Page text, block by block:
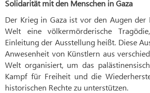
Solidarität mit den Menschen in Gaza
Der Krieg in Gaza ist vor den Augen der
Welt eine völkermörderische
Einleitung der Ausstellung heißt. Diese
Anwesenheit von Künstlern aus
Welt organisiert, um das
Kampf für Freiheit und die
historischen Rechte zu unterstützen.